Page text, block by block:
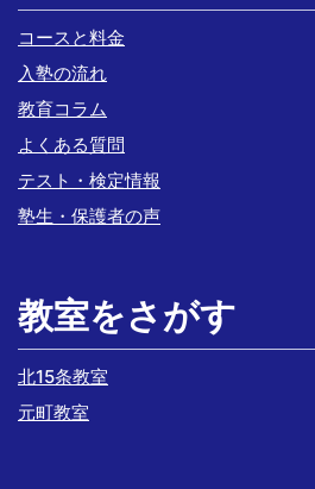
コースと料金
入塾の流れ
教育コラム
よくある質問
テスト・検定情報
塾生・保護者の声
教室をさがす
北15条教室
元町教室